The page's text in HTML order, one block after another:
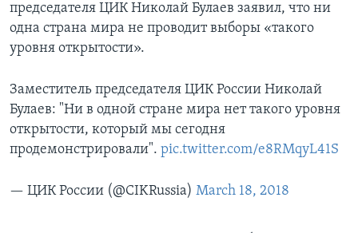
председателя ЦИК Николай Булаев заявил, что ни
одна страна мира не проводит выборы «такого
уровня открытости».
Заместитель председателя ЦИК России Николай
Булаев: "Ни в одной стране мира нет такого уровня
открытости, который мы сегодня
продемонстрировали". pic.twitter.com/e8RMqyL41S
— ЦИК России (@CIKRussia) March 18, 2018